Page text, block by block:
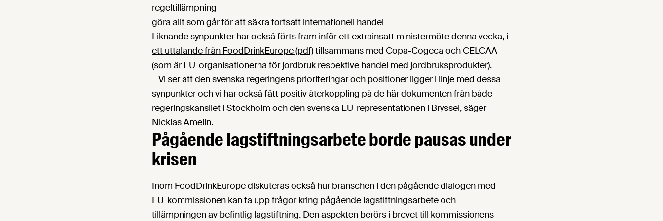
regeltillämpning
göra allt som går för att säkra fortsatt internationell handel
Liknande synpunkter har också förts fram inför ett extrainsatt ministermöte denna vecka, i
ett uttalande från FoodDrinkEurope (pdf)tillsammans med Copa-Cogeca och CELCAA
(som är EU-organisationerna för jordbruk respektive handel med jordbruksprodukter).
– Vi ser att den svenska regeringens prioriteringar och positioner ligger i linje med dessa
synpunkter och vi har också fått positiv återkoppling på de här dokumenten från både
regeringskansliet i Stockholm och den svenska EU-representationen i Bryssel, säger
Nicklas Amelin.
Pågående lagstiftningsarbete borde pausas under
krisen
Inom FoodDrinkEurope diskuteras också hur branschen i den pågående dialogen med
EU-kommissionen kan ta upp frågor kring pågående lagstiftningsarbete och
tillämpningen av befintlig lagstiftning. Den aspekten berörs i brevet till kommissionens